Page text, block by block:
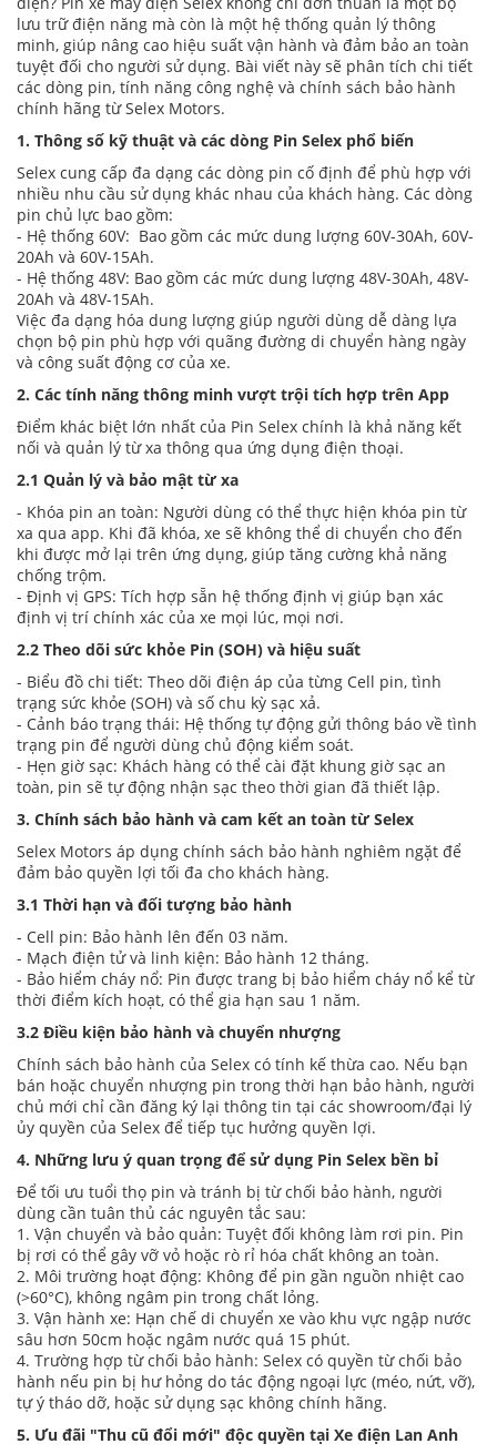
lưu trữ điện năng mà còn là một hệ thống quản lý thông
minh, giúp nâng cao hiệu suất vận hành và đảm bảo an toàn
tuyệt đối cho người sử dụng. Bài viết này sẽ phân tích chi tiết
các dòng pin, tính năng công nghệ và chính sách bảo hành
chính hãng từ Selex Motors.
1. Thông số kỹ thuật và các dòng Pin Selex phổ biến
Selex cung cấp đa dạng các dòng pin cố định để phù hợp với
nhiều nhu cầu sử dụng khác nhau của khách hàng. Các dòng
pin chủ lực bao gồm:
- Hệ thống 60V: Bao gồm các mức dung lượng 60V-30Ah, 60V-
20Ah và 60V-15Ah.
- Hệ thống 48V: Bao gồm các mức dung lượng 48V-30Ah, 48V-
20Ah và 48V-15Ah.
Việc đa dạng hóa dung lượng giúp người dùng dễ dàng lựa
chọn bộ pin phù hợp với quãng đường di chuyển hàng ngày
và công suất động cơ của xe.
2. Các tính năng thông minh vượt trội tích hợp trên App
Điểm khác biệt lớn nhất của Pin Selex chính là khả năng kết
nối và quản lý từ xa thông qua ứng dụng điện thoại.
2.1 Quản lý và bảo mật từ xa
- Khóa pin an toàn: Người dùng có thể thực hiện khóa pin từ
xa qua app. Khi đã khóa, xe sẽ không thể di chuyển cho đến
khi được mở lại trên ứng dụng, giúp tăng cường khả năng
chống trộm.
- Định vị GPS: Tích hợp sẵn hệ thống định vị giúp bạn xác
định vị trí chính xác của xe mọi lúc, mọi nơi.
2.2 Theo dõi sức khỏe Pin (SOH) và hiệu suất
- Biểu đồ chi tiết: Theo dõi điện áp của từng Cell pin, tình
trạng sức khỏe (SOH) và số chu kỳ sạc xả.
- Cảnh báo trạng thái: Hệ thống tự động gửi thông báo về tình
trạng pin để người dùng chủ động kiểm soát.
- Hẹn giờ sạc: Khách hàng có thể cài đặt khung giờ sạc an
toàn, pin sẽ tự động nhận sạc theo thời gian đã thiết lập.
3. Chính sách bảo hành và cam kết an toàn từ Selex
Selex Motors áp dụng chính sách bảo hành nghiêm ngặt để
đảm bảo quyền lợi tối đa cho khách hàng.
3.1 Thời hạn và đối tượng bảo hành
- Cell pin: Bảo hành lên đến 03 năm.
- Mạch điện tử và linh kiện: Bảo hành 12 tháng.
- Bảo hiểm cháy nổ: Pin được trang bị bảo hiểm cháy nổ kể từ
thời điểm kích hoạt, có thể gia hạn sau 1 năm.
3.2 Điều kiện bảo hành và chuyển nhượng
Chính sách bảo hành của Selex có tính kế thừa cao. Nếu bạn
bán hoặc chuyển nhượng pin trong thời hạn bảo hành, người
chủ mới chỉ cần đăng ký lại thông tin tại các showroom/đại lý
ủy quyền của Selex để tiếp tục hưởng quyền lợi.
4. Những lưu ý quan trọng để sử dụng Pin Selex bền bỉ
Để tối ưu tuổi thọ pin và tránh bị từ chối bảo hành, người
dùng cần tuân thủ các nguyên tắc sau:
1. Vận chuyển và bảo quản: Tuyệt đối không làm rơi pin. Pin
bị rơi có thể gây vỡ vỏ hoặc rò rỉ hóa chất không an toàn.
2. Môi trường hoạt động: Không để pin gần nguồn nhiệt cao
(>60°C), không ngâm pin trong chất lỏng.
3. Vận hành xe: Hạn chế di chuyển xe vào khu vực ngập nước
sâu hơn 50cm hoặc ngâm nước quá 15 phút.
4. Trường hợp từ chối bảo hành: Selex có quyền từ chối bảo
hành nếu pin bị hư hỏng do tác động ngoại lực (méo, nứt, vỡ),
tự ý tháo dỡ, hoặc sử dụng sạc không chính hãng.
5. Ưu đãi "Thu cũ đổi mới" độc quyền tại Xe điện Lan Anh